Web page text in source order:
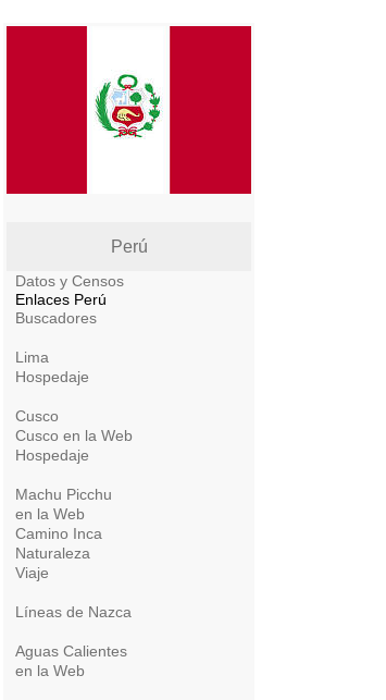
Perú
Datos y Censos
Enlaces Perú
Buscadores
Lima
Hospedaje
Cusco
Cusco en la Web
Hospedaje
Machu Picchu
en la Web
Camino Inca
Naturaleza
Viaje
Líneas de Nazca
Aguas Calientes
en la Web